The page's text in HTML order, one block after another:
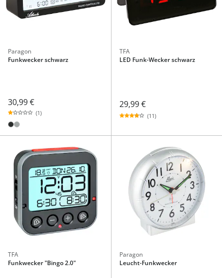
Paragon
Funkwecker schwarz
30,99 €
(1)
TFA
LED Funk-Wecker schwarz
29,99 €
(11)
TFA
Funkwecker "Bingo 2.0"
Paragon
Leucht-Funkwecker